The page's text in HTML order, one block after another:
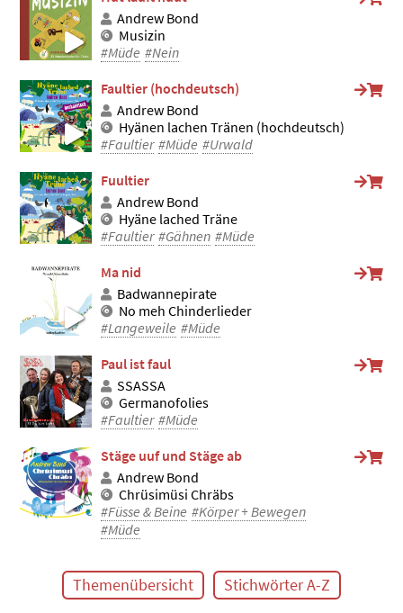
Andrew Bond
Musizin
#Müde #Nein
Faultier (hochdeutsch)
Andrew Bond
Hyänen lachen Tränen (hochdeutsch)
#Faultier #Müde #Urwald
Fuultier
Andrew Bond
Hyäne lached Träne
#Faultier #Gähnen #Müde
Ma nid
Badwannepirate
No meh Chinderlieder
#Langeweile #Müde
Paul ist faul
SSASSA
Germanofolies
#Faultier #Müde
Stäge uuf und Stäge ab
Andrew Bond
Chrüsimüsi Chräbs
#Füsse & Beine #Körper + Bewegen
#Müde
Themenübersicht Stichwörter A-Z